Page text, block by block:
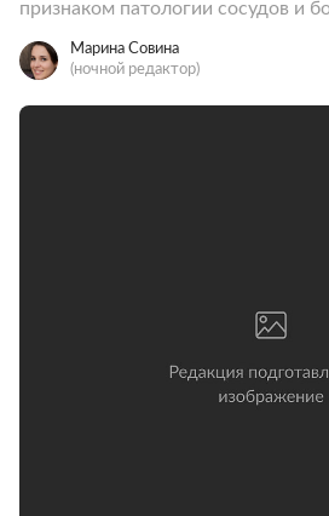
признаком патологии сосудов и
Марина Совина
(ночной редактор)